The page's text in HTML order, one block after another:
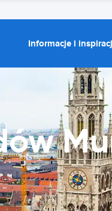
Informacje i